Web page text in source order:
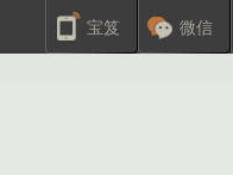
宝笈 微信